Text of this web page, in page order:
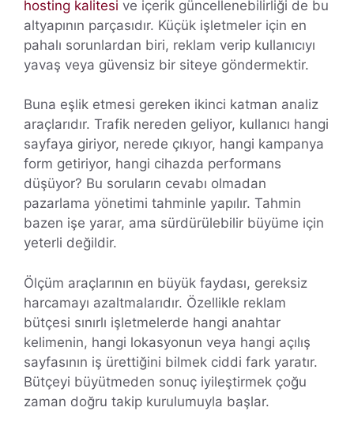
hosting kalitesi ve içerik güncellenebilirliği de bu
altyapının parçasıdır. Küçük işletmeler için en
pahalı sorunlardan biri, reklam verip kullanıcıyı
yavaş veya güvensiz bir siteye göndermektir.
Buna eşlik etmesi gereken ikinci katman analiz
araçlarıdır. Trafik nereden geliyor, kullanıcı hangi
sayfaya giriyor, nerede çıkıyor, hangi kampanya
form getiriyor, hangi cihazda performans
düşüyor? Bu soruların cevabı olmadan
pazarlama yönetimi tahminle yapılır. Tahmin
bazen işe yarar, ama sürdürülebilir büyüme için
yeterli değildir.
Ölçüm araçlarının en büyük faydası, gereksiz
harcamayı azaltmalarıdır. Özellikle reklam
bütçesi sınırlı işletmelerde hangi anahtar
kelimenin, hangi lokasyonun veya hangi açılış
sayfasının iş ürettiğini bilmek ciddi fark yaratır.
Bütçeyi büyütmeden sonuç iyileştirmek çoğu
zaman doğru takip kurulumuyla başlar.